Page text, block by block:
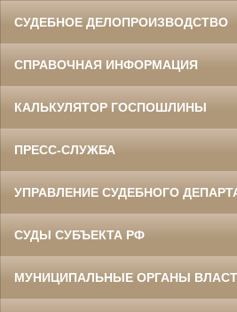
СУДЕБНОЕ ДЕЛОПРОИЗВОДСТВО
СПРАВОЧНАЯ ИНФОРМАЦИЯ
КАЛЬКУЛЯТОР ГОСПОШЛИНЫ
ПРЕСС-СЛУЖБА
УПРАВЛЕНИЕ СУДЕБНОГО
СУДЫ СУБЪЕКТА РФ
МУНИЦИПАЛЬНЫЕ ОРГАНЫ